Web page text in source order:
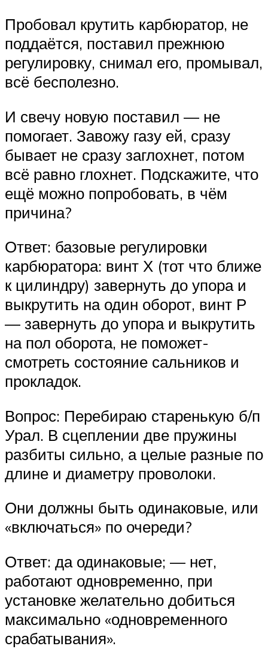
Пробовал крутить карбюратор, не
поддаётся, поставил прежнюю
регулировку, снимал его, промывал,
всё бесполезно.
И свечу новую поставил — не
помогает. Завожу газу ей, сразу
бывает не сразу заглохнет, потом
всё равно глохнет. Подскажите, что
ещё можно попробовать, в чём
причина?
Ответ: базовые регулировки
карбюратора: винт Х (тот что ближе
к цилиндру) завернуть до упора и
выкрутить на один оборот, винт Р
— завернуть до упора и выкрутить
на пол оборота, не поможет-
смотреть состояние сальников и
прокладок.
Вопрос: Перебираю старенькую б/п
Урал. В сцеплении две пружины
разбиты сильно, а целые разные по
длине и диаметру проволоки.
Они должны быть одинаковые, или
«включаться» по очереди?
Ответ: да одинаковые; — нет,
работают одновременно, при
установке желательно добиться
максимально «одновременного
срабатывания».